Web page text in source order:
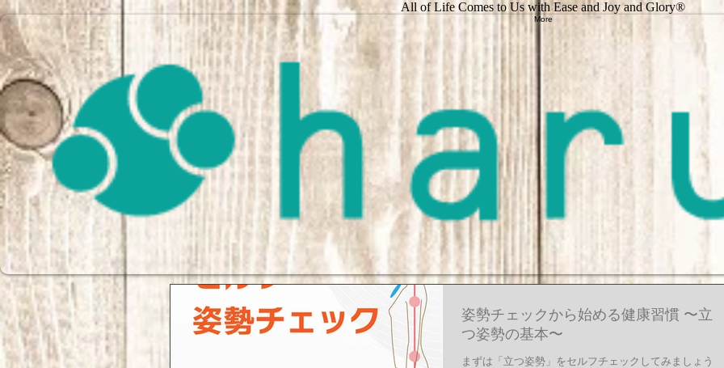
All of Life Comes to Us with Ease and Joy and Glory®
More
姿勢チェックから始める健康習慣 〜立
つ姿勢の基本〜
まずは「立つ姿勢」をセルフチェックしてみましょう